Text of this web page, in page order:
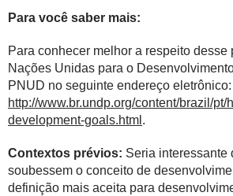
Para você saber mais:
Para conhecer melhor a respeito desse
Nações Unidas para o
PNUD no seguinte endereço eletrônico:
http://www.br.undp.org/content/brazil/
development-goals.html .
Contextos prévios: Seria interessante
soubessem o conceito de
definição mais aceita para